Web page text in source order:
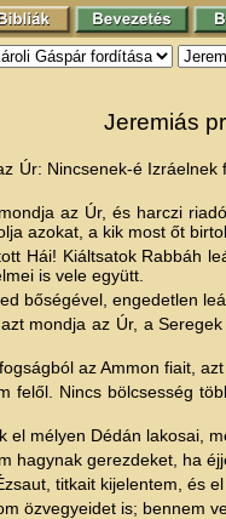
Jeremiás
Úr: Nincsenek-é
az Úr, és harczi
azokat, a kik most őt
Hái! Kiáltsatok Rabbáh
is vele együtt.
bőségével, engedetlen
mondja az Úr, a
az Ammon fiait,
felől. Nincs bölcsesség
el mélyen Dédán lakosai,
hagynak gerezdeket, ha
titkait kijelentem, és
özvegyeidet is; bennem